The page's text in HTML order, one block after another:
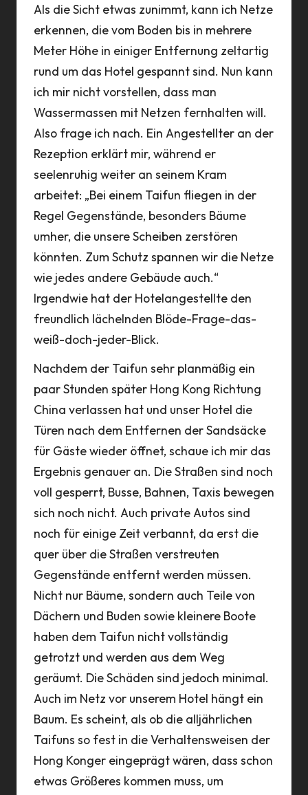
Als die Sicht etwas zunimmt, kann ich Netze
erkennen, die vom Boden bis in mehrere
Meter Höhe in einiger Entfernung zeltartig
rund um das Hotel gespannt sind. Nun kann
ich mir nicht vorstellen, dass man
Wassermassen mit Netzen fernhalten will.
Also frage ich nach. Ein Angestellter an der
Rezeption erklärt mir, während er
seelenruhig weiter an seinem Kram
arbeitet: „Bei einem Taifun fliegen in der
Regel Gegenstände, besonders Bäume
umher, die unsere Scheiben zerstören
könnten. Zum Schutz spannen wir die Netze
wie jedes andere Gebäude auch.“
Irgendwie hat der Hotelangestellte den
freundlich lächelnden Blöde-Frage-das-
weiß-doch-jeder-Blick.
Nachdem der Taifun sehr planmäßig ein
paar Stunden später Hong Kong Richtung
China verlassen hat und unser Hotel die
Türen nach dem Entfernen der Sandsäcke
für Gäste wieder öffnet, schaue ich mir das
Ergebnis genauer an. Die Straßen sind noch
voll gesperrt, Busse, Bahnen, Taxis bewegen
sich noch nicht. Auch private Autos sind
noch für einige Zeit verbannt, da erst die
quer über die Straßen verstreuten
Gegenstände entfernt werden müssen.
Nicht nur Bäume, sondern auch Teile von
Dächern und Buden sowie kleinere Boote
haben dem Taifun nicht vollständig
getrotzt und werden aus dem Weg
geräumt. Die Schäden sind jedoch minimal.
Auch im Netz vor unserem Hotel hängt ein
Baum. Es scheint, als ob die alljährlichen
Taifuns so fest in die Verhaltensweisen der
Hong Konger eingeprägt wären, dass schon
etwas Größeres kommen muss, um